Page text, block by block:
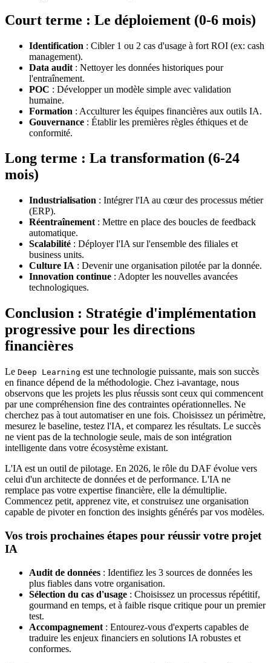
Court terme : Le déploiement (0-6 mois)
Identification : Cibler 1 ou 2 cas d'usage à fort ROI (ex: cash
management).
Data audit : Nettoyer les données historiques pour
l'entraînement.
POC : Développer un modèle simple avec validation
humaine.
Formation : Acculturer les équipes financières aux outils IA.
Gouvernance : Établir les premières règles éthiques et de
conformité.
Long terme : La transformation (6-24
mois)
Industrialisation : Intégrer l'IA au cœur des processus métier
(ERP).
Réentraînement : Mettre en place des boucles de feedback
automatique.
Scalabilité : Déployer l'IA sur l'ensemble des filiales et
business units.
Culture IA : Devenir une organisation pilotée par la donnée.
Innovation continue : Adopter les nouvelles avancées
technologiques.
Conclusion : Stratégie d'implémentation
progressive pour les directions
financières
Le Deep Learning est une technologie puissante, mais son succès
en finance dépend de la méthodologie. Chez i-avantage, nous
observons que les projets les plus réussis sont ceux qui commencent
par une compréhension fine des contraintes opérationnelles. Ne
cherchez pas à tout automatiser en une fois. Choisissez un périmètre,
mesurez le baseline, testez l'IA, et comparez les résultats. Le succès
ne vient pas de la technologie seule, mais de son intégration
intelligente dans votre écosystème existant.
L'IA est un outil de pilotage. En 2026, le rôle du DAF évolue vers
celui d'un architecte de données et de performance. L'IA ne
remplace pas votre expertise financière, elle la démultiplie.
Commencez petit, apprenez vite, et construisez une organisation
capable de pivoter en fonction des insights générés par vos modèles.
Vos trois prochaines étapes pour réussir votre projet
IA
Audit de données : Identifiez les 3 sources de données les
plus fiables dans votre organisation.
Sélection du cas d'usage : Choisissez un processus répétitif,
gourmand en temps, et à faible risque critique pour un premier
test.
Accompagnement : Entourez-vous d'experts capables de
traduire les enjeux financiers en solutions IA robustes et
conformes.